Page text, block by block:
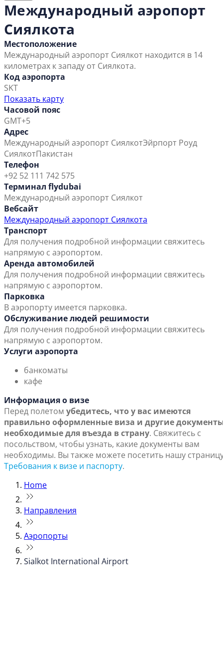
Международный аэропорт
Сиялкота
Местоположение
Международный аэропорт Сиялкот находится в 14
километрах к западу от Сиялкота.
Код аэропорта
SKT
Показать карту
Часовой пояс
GMT+5
Адрес
Международный аэропорт СиялкотЭйрпорт Роуд
СиялкотПакистан
Телефон
+92 52 111 742 575
Терминал flydubai
Международный аэропорт Сиялкот
Вебсайт
Международный аэропорт Сиялкота
Транспорт
Для получения подробной информации свяжитесь
напрямую с аэропортом.
Аренда автомобилей
Для получения подробной информации свяжитесь
напрямую с аэропортом.
Парковка
В аэропорту имеется парковка.
Обслуживание людей решимости
Для получения подробной информации свяжитесь
напрямую с аэропортом.
Услуги аэропорта
банкоматы
кафе
Информация о визе
Перед полетом убедитесь, что у вас имеются
правильно оформленные виза и другие
необходимые для въезда в страну. Свяжитесь с
посольством, чтобы узнать, какие документы вам
необходимы. Вы также можете посетить нашу
Требования к визе и паспорту.
Home
Направления
Аэропорты
Sialkot International Airport